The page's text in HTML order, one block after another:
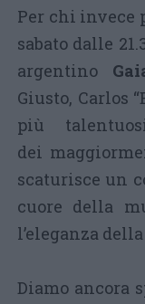
Per chi invece
sabato dalle
argentino
Giusto, Carlos
più
dei
scaturisce un
cuore della
l’eleganza
Diamo ancora